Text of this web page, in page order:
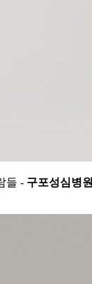
들 - 구포성심병원